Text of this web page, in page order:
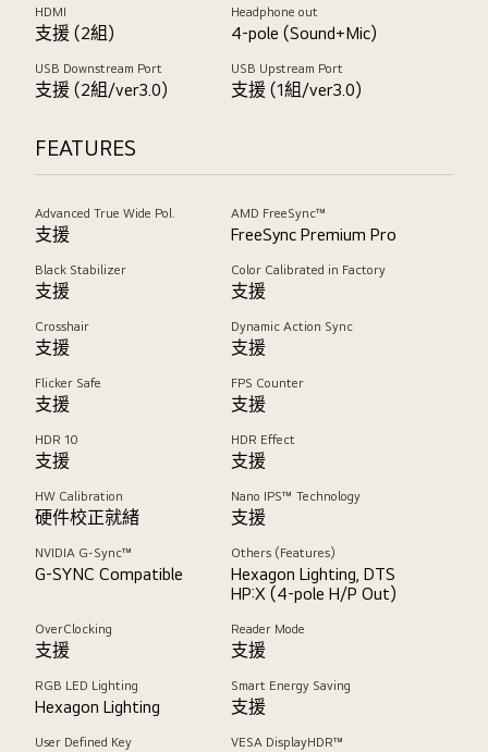
HDMI
支援 (2組)
Headphone out
4-pole (Sound+Mic)
USB Downstream Port
支援 (2組/ver3.0)
USB Upstream Port
支援 (1組/ver3.0)
FEATURES
Advanced True Wide Pol.
支援
AMD FreeSync™
FreeSync Premium Pro
Black Stabilizer
支援
Color Calibrated in Factory
支援
Crosshair
支援
Dynamic Action Sync
支援
Flicker Safe
支援
FPS Counter
支援
HDR 10
支援
HDR Effect
支援
HW Calibration
硬件校正就緒
Nano IPS™ Technology
支援
NVIDIA G-Sync™
G-SYNC Compatible
Others (Features)
Hexagon Lighting, DTS
HP:X (4-pole H/P Out)
OverClocking
支援
Reader Mode
支援
RGB LED Lighting
Hexagon Lighting
Smart Energy Saving
支援
User Defined Key VESA DisplayHDR™